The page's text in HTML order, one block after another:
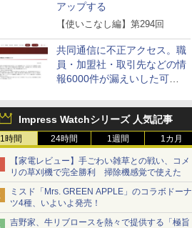
アップする
【使いこなし編】第294回
共同通信に不正アクセス。職
員・加盟社・取引先などの情
報6000件が漏えいした可能
Impress Watchシリーズ 人気記事
1時間 24時間 1週間 1カ月
【家電レビュー】手ごわい雑草との戦い、コメ
リの草刈機で完全勝利 掃除機感覚で使えた
ミスド「Mrs. GREEN APPLE」のコラボドーナ
ツ4種、いよいよ発売！
吉野家、牛リブロースを熱々で提供する「極旨